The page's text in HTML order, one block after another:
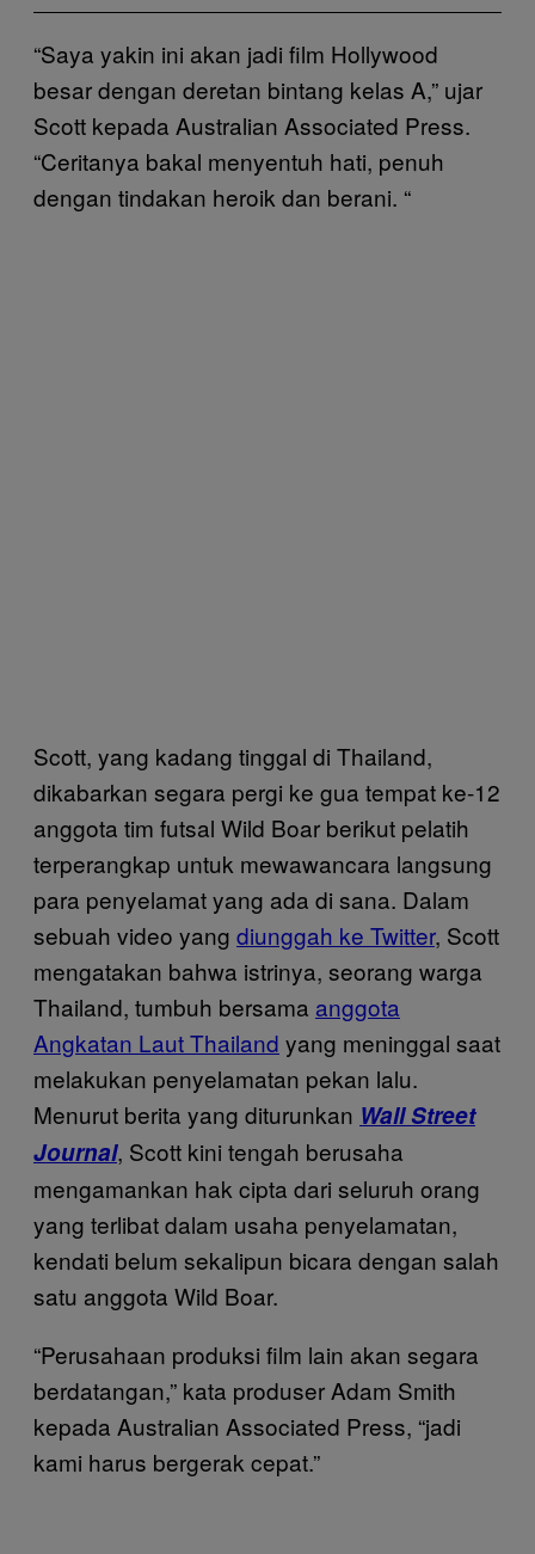
“Saya yakin ini akan jadi film Hollywood
besar dengan deretan bintang kelas A,” ujar
Scott kepada Australian Associated Press.
“Ceritanya bakal menyentuh hati, penuh
dengan tindakan heroik dan berani. “
Scott, yang kadang tinggal di Thailand,
dikabarkan segara pergi ke gua tempat ke-12
anggota tim futsal Wild Boar berikut pelatih
terperangkap untuk mewawancara langsung
para penyelamat yang ada di sana. Dalam
sebuah video yang diunggah ke Twitter, Scott
mengatakan bahwa istrinya, seorang warga
Thailand, tumbuh bersama anggota
Angkatan Laut Thailand yang meninggal saat
melakukan penyelamatan pekan lalu.
Menurut berita yang diturunkan Wall Street
Journal, Scott kini tengah berusaha
mengamankan hak cipta dari seluruh orang
yang terlibat dalam usaha penyelamatan,
kendati belum sekalipun bicara dengan salah
satu anggota Wild Boar.
“Perusahaan produksi film lain akan segara
berdatangan,” kata produser Adam Smith
kepada Australian Associated Press, “jadi
kami harus bergerak cepat.”